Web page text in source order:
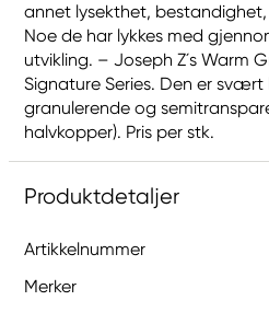
annet lysekthet,
Noe de har lykkes med
utvikling. – Joseph Z´s Warm
Signature Series. Den er svært
granulerende og
halvkopper). Pris per stk.
Produktdetaljer
Artikkelnummer
Merker